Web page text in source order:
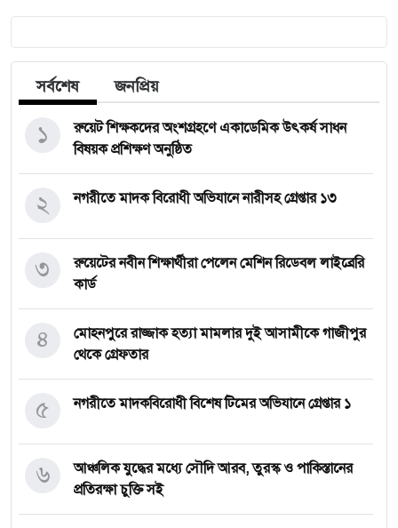
সর্বশেষ জনপ্রিয়
রুয়েট শিক্ষকদের অংশগ্রহণে একাডেমিক উৎকর্ষ সাধন
বিষয়ক প্রশিক্ষণ অনুষ্ঠিত
১
নগরীতে মাদক বিরোধী অভিযানে নারীসহ গ্রেপ্তার ১৩
২
রুয়েটের নবীন শিক্ষার্থীরা পেলেন মেশিন রিডেবল লাইব্রেরি
কার্ড
৩
মোহনপুরে রাজ্জাক হত্যা মামলার দুই আসামীকে গাজীপুর
থেকে গ্রেফতার
৪
নগরীতে মাদকবিরোধী বিশেষ টিমের অভিযানে গ্রেপ্তার ১
৫
আঞ্চলিক যুদ্ধের মধ্যে সৌদি আরব, তুরস্ক ও পাকিস্তানের
প্রতিরক্ষা চুক্তি সই
৬